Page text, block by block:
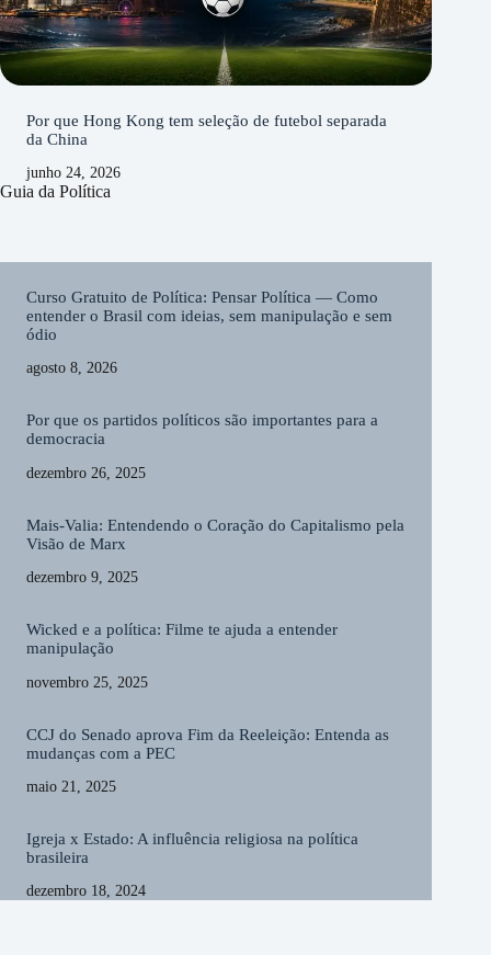
Por que Hong Kong tem seleção de futebol separada
da China
junho 24, 2026
Guia da Política
Curso Gratuito de Política: Pensar Política — Como
entender o Brasil com ideias, sem manipulação e sem
ódio
agosto 8, 2026
Por que os partidos políticos são importantes para a
democracia
dezembro 26, 2025
Mais-Valia: Entendendo o Coração do Capitalismo pela
Visão de Marx
dezembro 9, 2025
Wicked e a política: Filme te ajuda a entender
manipulação
novembro 25, 2025
CCJ do Senado aprova Fim da Reeleição: Entenda as
mudanças com a PEC
maio 21, 2025
Igreja x Estado: A influência religiosa na política
brasileira
dezembro 18, 2024